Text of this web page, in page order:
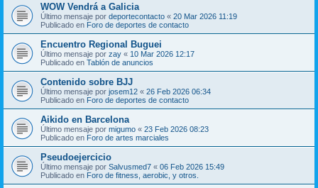
WOW Vendrá a Galicia
Último mensaje por deportecontacto « 20 Mar 2026 11:19
Publicado en Foro de deportes de contacto
Encuentro Regional Buguei
Último mensaje por zay « 10 Mar 2026 12:17
Publicado en Tablón de anuncios
Contenido sobre BJJ
Último mensaje por josem12 « 26 Feb 2026 06:34
Publicado en Foro de deportes de contacto
Aikido en Barcelona
Último mensaje por migumo « 23 Feb 2026 08:23
Publicado en Foro de artes marciales
Pseudoejercicio
Último mensaje por Salvusmed7 « 06 Feb 2026 15:49
Publicado en Foro de fitness, aerobic, y otros.